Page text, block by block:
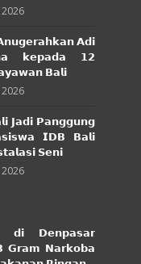
2026
𝗔𝗱𝗶
𝗸𝗲𝗽𝗮𝗱𝗮 𝟭𝟮
𝗕𝗮𝗹𝗶
2026
𝗝𝗮𝗱𝗶 𝗣𝗮𝗻𝗴𝗴𝘂𝗻𝗴
𝗜𝗗𝗕 𝗕𝗮𝗹𝗶
𝗦𝗲𝗻𝗶
2026
𝗱𝗶 𝗗𝗲𝗻𝗽𝗮𝘀𝗮𝗿
𝗚𝗿𝗮𝗺 𝗡𝗮𝗿𝗸𝗼𝗯𝗮